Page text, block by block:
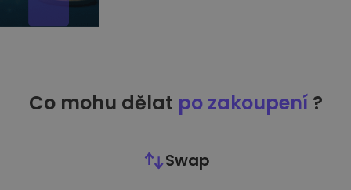
Co mohu dělat po zakoupení?
Swap